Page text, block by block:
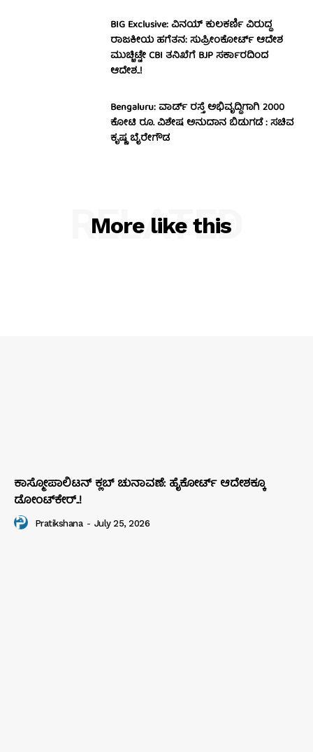
BIG Exclusive: ವಿನಯ್‌ ಕುಲಕರ್ಣಿ ವಿರುದ್ಧ
ರಾಜಕೀಯ ಹಗೆತನ: ಸುಪ್ರೀಂಕೋರ್ಟ್‌ ಆದೇಶ
ಮುಚ್ಚಿಟ್ಟೇ CBI ತನಿಖೆಗೆ BJP ಸರ್ಕಾರದಿಂದ
ಆದೇಶ..!
Bengaluru: ವಾರ್ಡ್ ರಸ್ತೆ ಅಭಿವೃದ್ಧಿಗಾಗಿ 2000
ಕೋಟಿ ರೂ. ವಿಶೇಷ ಅನುದಾನ ಬಿಡುಗಡೆ : ಸಚಿವ
ಕೃಷ್ಣ ಬೈರೇಗೌಡ
More like this
RELATED
ಕಾಸ್ಮೋಪಾಲಿಟನ್‌ ಕ್ಲಬ್‌ ಚುನಾವಣೆ: ಹೈಕೋರ್ಟ್‌ ಆದೇಶಕ್ಕೂ
ಡೋಂಟ್‌ಕೇರ್‌..!
Pratikshana - July 25, 2026